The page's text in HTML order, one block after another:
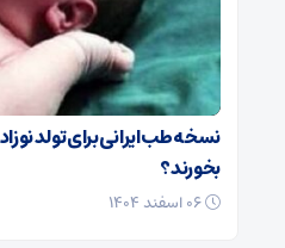
نسخه طب ایرانی برای تولد
بخورند؟